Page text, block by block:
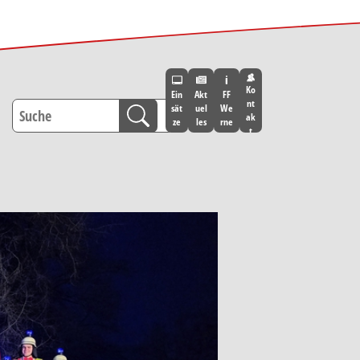
Ein
sät
ze
Akt
uel
les
FF
We
rne
Ko
nt
ak
t